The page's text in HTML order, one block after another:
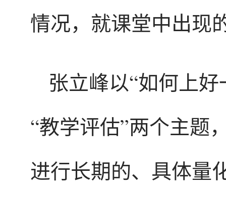
情况，就课堂中出现
张立峰以“如何上
“教学评估”两个主题
进行长期的、具体量